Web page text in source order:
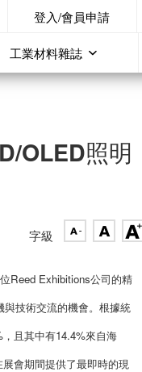
登入/會員申請
工業材料雜誌
OLED照明
字級
Reed Exhibitions公司的精
技術交流的機會。根據統
且其中有14.4%來自海
會期間提供了最即時的現